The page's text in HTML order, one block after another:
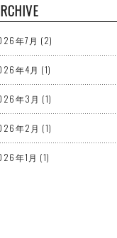
年7月 (2)
年4月 (1)
年3月 (1)
年2月 (1)
年1月 (1)